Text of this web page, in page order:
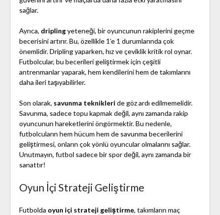
sağlar.
Ayrıca, driplingyeteneği, bir oyuncunun rakiplerini geçme
becerisini artırır. Bu, özellikle 1’e 1 durumlarında çok
önemlidir. Dripling yaparken, hız ve çeviklik kritik rol oynar.
Futbolcular, bu becerileri geliştirmek için çeşitli
antrenmanlar yaparak, hem kendilerini hem de takımlarını
daha ileri taşıyabilirler.
Son olarak, savunma teknikleri de göz ardı edilmemelidir.
Savunma, sadece topu kapmak değil, aynı zamanda rakip
oyuncunun hareketlerini öngörmektir. Bu nedenle,
futbolcuların hem hücum hem de savunma becerilerini
geliştirmesi, onların çok yönlü oyuncular olmalarını sağlar.
Unutmayın, futbol sadece bir spor değil, aynı zamanda bir
sanattır!
Oyun İçi Strateji Geliştirme
Futbolda oyun içi strateji geliştirme, takımların maç